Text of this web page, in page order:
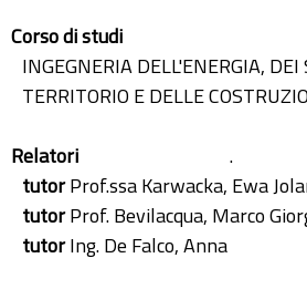
Corso di studi
INGEGNERIA DELL'ENERGIA,
TERRITORIO E DELLE
Relatori
.
tutorProf.ssa Karwacka, Ewa
tutorProf. Bevilacqua, Marco
tutorIng. De Falco, Anna